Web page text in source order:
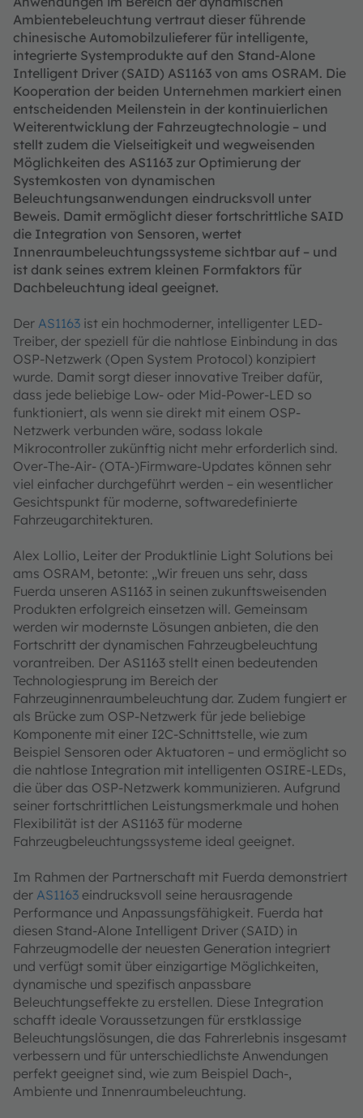
Ambientebeleuchtung vertraut dieser führende
chinesische Automobilzulieferer für intelligente,
integrierte Systemprodukte auf den Stand-Alone
Intelligent Driver (SAID) AS1163 von ams OSRAM. Die
Kooperation der beiden Unternehmen markiert einen
entscheidenden Meilenstein in der kontinuierlichen
Weiterentwicklung der Fahrzeugtechnologie – und
stellt zudem die Vielseitigkeit und wegweisenden
Möglichkeiten des AS1163 zur Optimierung der
Systemkosten von dynamischen
Beleuchtungsanwendungen eindrucksvoll unter
Beweis. Damit ermöglicht dieser fortschrittliche SAID
die Integration von Sensoren, wertet
Innenraumbeleuchtungssysteme sichtbar auf – und
ist dank seines extrem kleinen Formfaktors für
Dachbeleuchtung ideal geeignet.
Der AS1163 ist ein hochmoderner, intelligenter LED-
Treiber, der speziell für die nahtlose Einbindung in das
OSP-Netzwerk (Open System Protocol) konzipiert
wurde. Damit sorgt dieser innovative Treiber dafür,
dass jede beliebige Low- oder Mid-Power-LED so
funktioniert, als wenn sie direkt mit einem OSP-
Netzwerk verbunden wäre, sodass lokale
Mikrocontroller zukünftig nicht mehr erforderlich sind.
Over-The-Air- (OTA-)Firmware-Updates können sehr
viel einfacher durchgeführt werden – ein wesentlicher
Gesichtspunkt für moderne, softwaredefinierte
Fahrzeugarchitekturen.
Alex Lollio, Leiter der Produktlinie Light Solutions bei
ams OSRAM, betonte: „Wir freuen uns sehr, dass
Fuerda unseren AS1163 in seinen zukunftsweisenden
Produkten erfolgreich einsetzen will. Gemeinsam
werden wir modernste Lösungen anbieten, die den
Fortschritt der dynamischen Fahrzeugbeleuchtung
vorantreiben. Der AS1163 stellt einen bedeutenden
Technologiesprung im Bereich der
Fahrzeuginnenraumbeleuchtung dar. Zudem fungiert er
als Brücke zum OSP-Netzwerk für jede beliebige
Komponente mit einer I2C-Schnittstelle, wie zum
Beispiel Sensoren oder Aktuatoren – und ermöglicht so
die nahtlose Integration mit intelligenten OSIRE-LEDs,
die über das OSP-Netzwerk kommunizieren. Aufgrund
seiner fortschrittlichen Leistungsmerkmale und hohen
Flexibilität ist der AS1163 für moderne
Fahrzeugbeleuchtungssysteme ideal geeignet.
Im Rahmen der Partnerschaft mit Fuerda demonstriert
der AS1163 eindrucksvoll seine herausragende
Performance und Anpassungsfähigkeit. Fuerda hat
diesen Stand-Alone Intelligent Driver (SAID) in
Fahrzeugmodelle der neuesten Generation integriert
und verfügt somit über einzigartige Möglichkeiten,
dynamische und spezifisch anpassbare
Beleuchtungseffekte zu erstellen. Diese Integration
schafft ideale Voraussetzungen für erstklassige
Beleuchtungslösungen, die das Fahrerlebnis insgesamt
verbessern und für unterschiedlichste Anwendungen
perfekt geeignet sind, wie zum Beispiel Dach-,
Ambiente und Innenraumbeleuchtung.